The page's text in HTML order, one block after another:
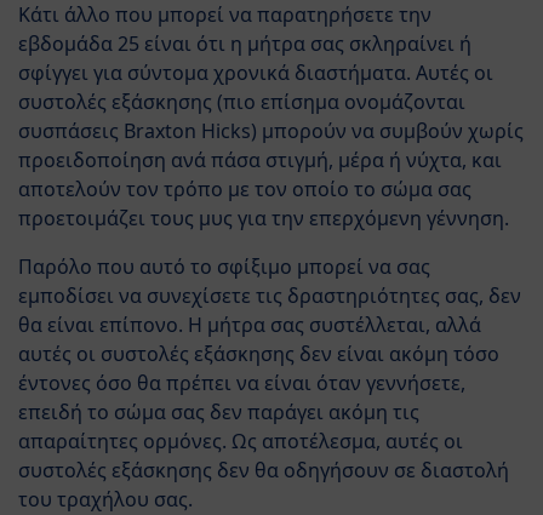
Κάτι άλλο που μπορεί να παρατηρήσετε την
εβδομάδα 25 είναι ότι η μήτρα σας σκληραίνει ή
σφίγγει για σύντομα χρονικά διαστήματα. Αυτές οι
συστολές εξάσκησης (πιο επίσημα ονομάζονται
συσπάσεις Braxton Hicks) μπορούν να συμβούν χωρίς
προειδοποίηση ανά πάσα στιγμή, μέρα ή νύχτα, και
αποτελούν τον τρόπο με τον οποίο το σώμα σας
προετοιμάζει τους μυς για την επερχόμενη γέννηση.
Παρόλο που αυτό το σφίξιμο μπορεί να σας
εμποδίσει να συνεχίσετε τις δραστηριότητες σας, δεν
θα είναι επίπονο. Η μήτρα σας συστέλλεται, αλλά
αυτές οι συστολές εξάσκησης δεν είναι ακόμη τόσο
έντονες όσο θα πρέπει να είναι όταν γεννήσετε,
επειδή το σώμα σας δεν παράγει ακόμη τις
απαραίτητες ορμόνες. Ως αποτέλεσμα, αυτές οι
συστολές εξάσκησης δεν θα οδηγήσουν σε διαστολή
του τραχήλου σας.